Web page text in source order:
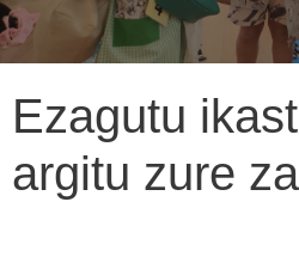
Ezagutu
argitu zure